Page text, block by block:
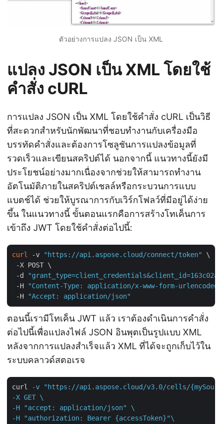
ตัวอย่างการแปลง JSON เป็น XML
แปลง JSON เป็น XML โดยใช้
คำสั่ง cURL
การแปลง JSON เป็น XML โดยใช้คำสั่ง cURL เป็นวิธี
ที่สะดวกสำหรับนักพัฒนาที่ชอบทำงานกับเครื่องมือ
บรรทัดคำสั่งและต้องการโซลูชันการแปลงข้อมูลที่
รวดเร็วและเขียนสคริปต์ได้ นอกจากนี้ แนวทางนี้ยังมี
ประโยชน์อย่างมากเนื่องจากช่วยให้สามารถทำงาน
อัตโนมัติภายในสคริปต์เชลล์หรือกระบวนการแบบ
แบตช์ได้ ช่วยให้บูรณาการกับเวิร์กโฟลว์ที่มีอยู่ได้ง่าย
ขึ้น ในแนวทางนี้ ขั้นตอนแรกคือการสร้างโทเค็นการ
เข้าถึง JWT โดยใช้คำสั่งต่อไปนี้:
curl -v "https://api.aspose.cloud/connect/token"
\
-X POST \
-d
-H
"Content-Type: application/x-www-form-urlencoded"
-H
"Accept: application/json"
ตอนนี้เรามีโทเค็น JWT แล้ว เราต้องดำเนินการคำสั่ง
ต่อไปนี้เพื่อแปลงไฟล์ JSON อินพุตเป็นรูปแบบ XML
หลังจากการแปลงสำเร็จแล้ว XML ที่ได้จะถูกเก็บไว้ใน
ระบบคลาวด์สตอเรจ
curl
-v "https://api.aspose.cloud/v3.0/cells/
-X GET \
-H "accept: application/json" \
-H "authorization: Bearer {accessToken}"\